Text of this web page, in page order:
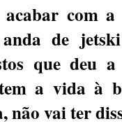
com a
de
que deu
a vida à
não vai ter